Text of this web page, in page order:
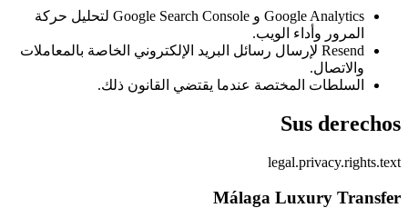
Google Analytics و Google Search Console لتحليل حركة
المرور وأداء الويب.
Resend لإرسال رسائل البريد الإلكتروني الخاصة بالمعاملات
والاتصال.
السلطات المختصة عندما يقتضي القانون ذلك.
Sus derechos
legal.privacy.rights.text
Málaga Luxury Transfer